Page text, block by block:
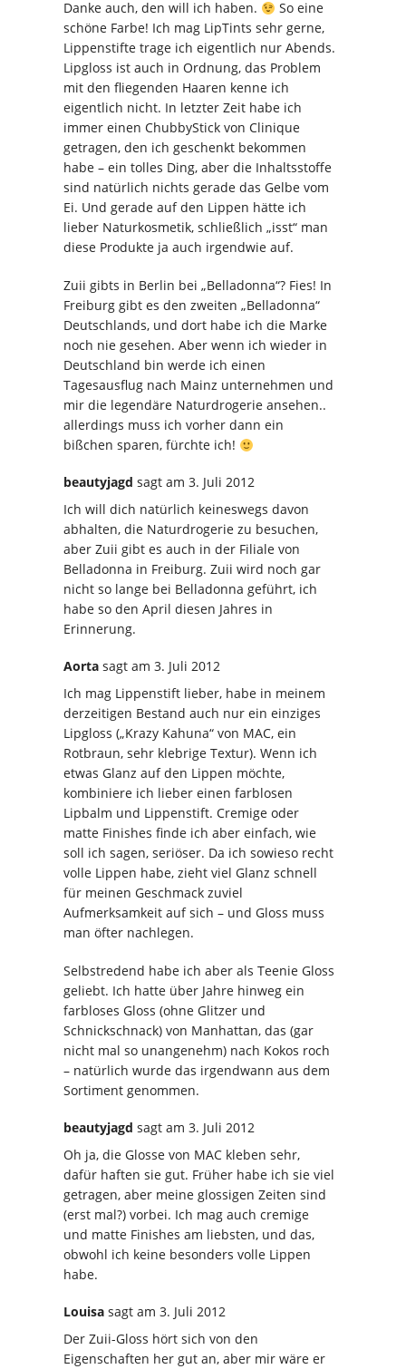
Danke auch, den will ich haben.
So eine
schöne Farbe! Ich mag LipTints sehr gerne,
Lippenstifte trage ich eigentlich nur Abends.
Lipgloss ist auch in Ordnung, das Problem
mit den fliegenden Haaren kenne ich
eigentlich nicht. In letzter Zeit habe ich
immer einen ChubbyStick von Clinique
getragen, den ich geschenkt bekommen
habe – ein tolles Ding, aber die Inhaltsstoffe
sind natürlich nichts gerade das Gelbe vom
Ei. Und gerade auf den Lippen hätte ich
lieber Naturkosmetik, schließlich „isst“ man
diese Produkte ja auch irgendwie auf.
Zuii gibts in Berlin bei „Belladonna“? Fies! In
Freiburg gibt es den zweiten „Belladonna“
Deutschlands, und dort habe ich die Marke
noch nie gesehen. Aber wenn ich wieder in
Deutschland bin werde ich einen
Tagesausflug nach Mainz unternehmen und
mir die legendäre Naturdrogerie ansehen..
allerdings muss ich vorher dann ein
bißchen sparen, fürchte ich!
beautyjagd sagt am 3. Juli 2012
Ich will dich natürlich keineswegs davon
abhalten, die Naturdrogerie zu besuchen,
aber Zuii gibt es auch in der Filiale von
Belladonna in Freiburg. Zuii wird noch gar
nicht so lange bei Belladonna geführt, ich
habe so den April diesen Jahres in
Erinnerung.
Aorta sagt am 3. Juli 2012
Ich mag Lippenstift lieber, habe in meinem
derzeitigen Bestand auch nur ein einziges
Lipgloss („Krazy Kahuna“ von MAC, ein
Rotbraun, sehr klebrige Textur). Wenn ich
etwas Glanz auf den Lippen möchte,
kombiniere ich lieber einen farblosen
Lipbalm und Lippenstift. Cremige oder
matte Finishes finde ich aber einfach, wie
soll ich sagen, seriöser. Da ich sowieso recht
volle Lippen habe, zieht viel Glanz schnell
für meinen Geschmack zuviel
Aufmerksamkeit auf sich – und Gloss muss
man öfter nachlegen.
Selbstredend habe ich aber als Teenie Gloss
geliebt. Ich hatte über Jahre hinweg ein
farbloses Gloss (ohne Glitzer und
Schnickschnack) von Manhattan, das (gar
nicht mal so unangenehm) nach Kokos roch
– natürlich wurde das irgendwann aus dem
Sortiment genommen.
beautyjagd sagt am 3. Juli 2012
Oh ja, die Glosse von MAC kleben sehr,
dafür haften sie gut. Früher habe ich sie viel
getragen, aber meine glossigen Zeiten sind
(erst mal?) vorbei. Ich mag auch cremige
und matte Finishes am liebsten, und das,
obwohl ich keine besonders volle Lippen
habe.
Louisa sagt am 3. Juli 2012
Der Zuii-Gloss hört sich von den
Eigenschaften her gut an, aber mir wäre er